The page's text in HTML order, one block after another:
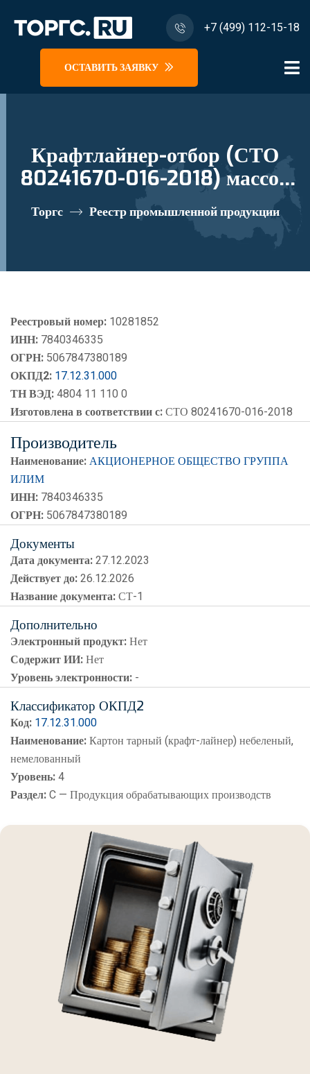
+7 (499) 112-15-18
ОСТАВИТЬ ЗАЯВКУ
Крафтлайнер-отбор (СТО
80241670-016-2018) массой
1м2 менее 150 г реестровый
номер 10281852
Торгс Реестр промышленной продукции
Реестровый номер: 10281852
ИНН: 7840346335
ОГРН: 5067847380189
ОКПД2: 17.12.31.000
ТН ВЭД:4804 11 110 0
Изготовлена в соответствии с:СТО 80241670-016-2018
Производитель
Наименование:АКЦИОНЕРНОЕ ОБЩЕСТВО ГРУППА
ИЛИМ
ИНН: 7840346335
ОГРН: 5067847380189
Документы
Дата документа:27.12.2023
Действует до:26.12.2026
Название документа:СТ-1
Дополнительно
Электронный продукт:Нет
Содержит ИИ:Нет
Уровень электронности: -
Классификатор ОКПД2
Код: 17.12.31.000
Наименование:Картон тарный (крафт-лайнер) небеленый,
немелованный
Уровень:4
Раздел:C — Продукция обрабатывающих производств